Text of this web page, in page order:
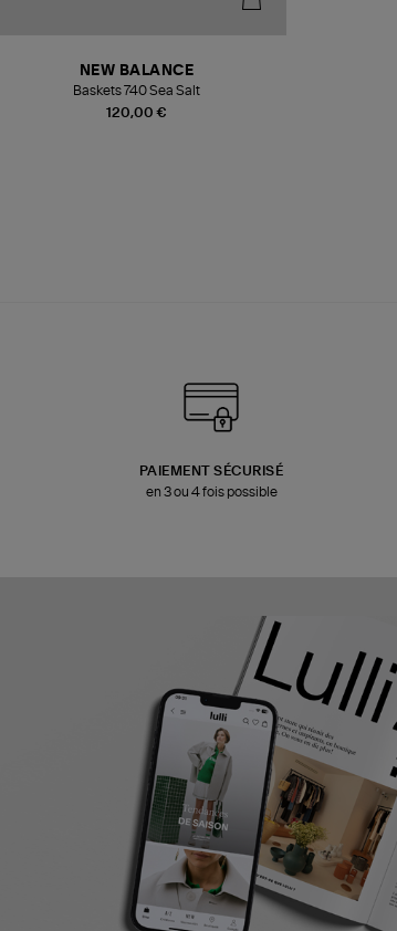
120,00 €
NEW BALANCE
Baskets 740 Sea Salt
PAIEMENT SÉCURISÉ
en 3 ou 4 fois possible